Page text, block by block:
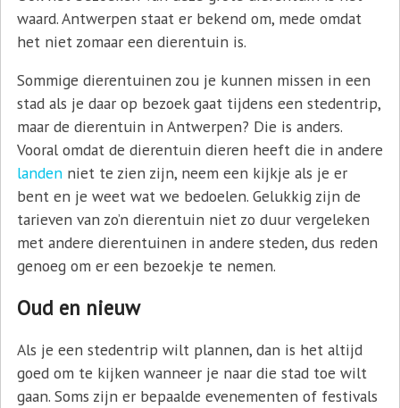
waard. Antwerpen staat er bekend om, mede omdat
het niet zomaar een dierentuin is.
Sommige dierentuinen zou je kunnen missen in een
stad als je daar op bezoek gaat tijdens een stedentrip,
maar de dierentuin in Antwerpen? Die is anders.
Vooral omdat de dierentuin dieren heeft die in andere
landenniet te zien zijn, neem een kijkje als je er
bent en je weet wat we bedoelen. Gelukkig zijn de
tarieven van zo’n dierentuin niet zo duur vergeleken
met andere dierentuinen in andere steden, dus reden
genoeg om er een bezoekje te nemen.
Oud en nieuw
Als je een stedentrip wilt plannen, dan is het altijd
goed om te kijken wanneer je naar die stad toe wilt
gaan. Soms zijn er bepaalde evenementen of festivals